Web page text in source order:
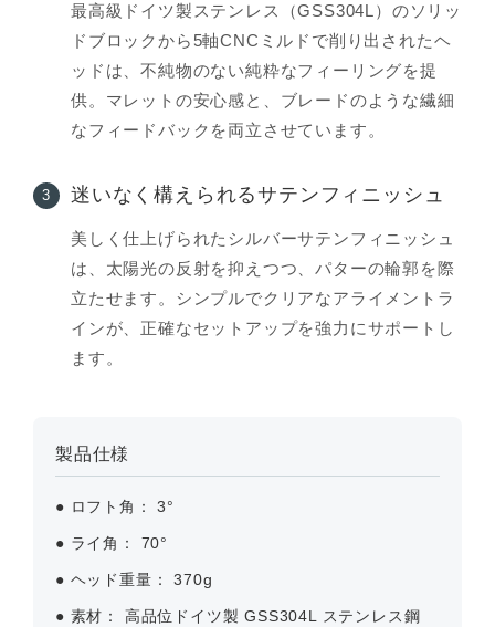
最高級ドイツ製ステンレス（GSS304L）のソリッ
ドブロックから5軸CNCミルドで削り出されたヘ
ッドは、不純物のない純粋なフィーリングを提
供。マレットの安心感と、ブレードのような繊細
なフィードバックを両立させています。
3 迷いなく構えられるサテンフィニッシュ
美しく仕上げられたシルバーサテンフィニッシュ
は、太陽光の反射を抑えつつ、パターの輪郭を際
立たせます。シンプルでクリアなアライメントラ
インが、正確なセットアップを強力にサポートし
ます。
製品仕様
● ロフト角： 3°
● ライ角： 70°
● ヘッド重量： 370g
● 素材： 高品位ドイツ製 GSS304L ステンレス鋼